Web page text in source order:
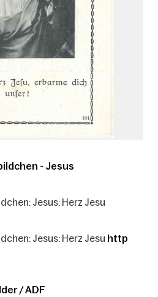
- Jesus
Jesus: Herz Jesu
Jesus: Herz Jesu http
/ ADF